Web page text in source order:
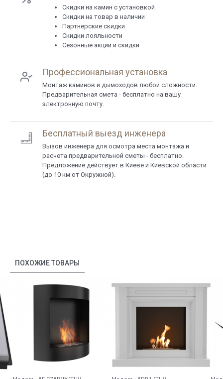
Cкидки на камин с установкой
Скидки на товар в наличии
Партнерские скидки
Скидки лояльности
Сезонные акции и скидки
Профессиональная установка
Монтаж каминов и дымоходов любой сложности.
Предварительная смета - бесплатно на вашу
электронную почту.
Бесплатный выезд инженера
Вызов инженера для осмотра места монтажа и
расчета предварительной сметы - бесплатно.
Предложение действует в Киеве и Киевской области
(до 10 км от Окружной).
ПОХОЖИЕ ТОВАРЫ